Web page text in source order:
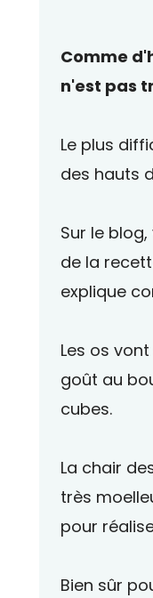
Comme
n'est pas
Le plus
des hauts
Sur le
de la
explique
Les os
goût au
cubes.
La chair
très
pour
Bien sûr